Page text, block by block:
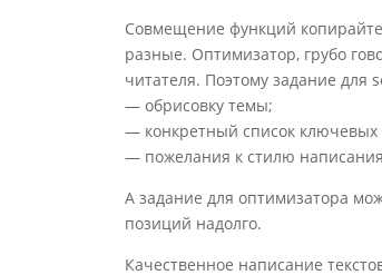
Совмещение функций
разные. Оптимизатор, грубо
читателя. Поэтому задание для
— обрисовку темы;
— конкретный список ключевых
— пожелания к стилю
А задание для оптимизатора
позиций надолго.
Качественное написание